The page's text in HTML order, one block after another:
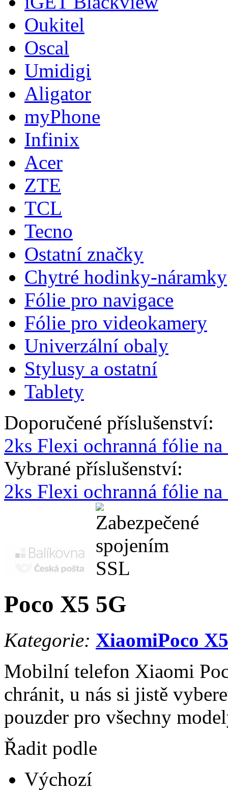
Oukitel
Oscal
Umidigi
Aligator
myPhone
Infinix
Acer
ZTE
TCL
Tecno
Ostatní značky
Chytré hodinky-náramky
Fólie pro navigace
Fólie pro videokamery
Univerzální obaly
Stylusy a ostatní
Tablety
Doporučené příslušenství:
2ks Flexi ochranná fólie
Vybrané příslušenství:
2ks Flexi ochranná fólie
Poco X5 5G
Kategorie: XiaomiPoco
Mobilní telefon Xiaomi
chránit, u nás si jistě
pouzder pro všechny
Řadit podle
Výchozí